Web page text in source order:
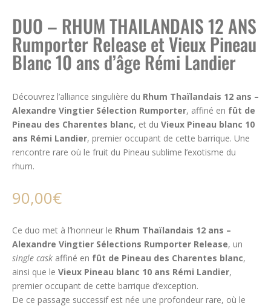
DUO – RHUM THAILANDAIS 12 ANS
Rumporter Release et Vieux Pineau
Blanc 10 ans d’âge Rémi Landier
Découvrez l’alliance singulière du Rhum Thaïlandais 12 ans –
Alexandre Vingtier Sélection Rumporter, affiné en fût de
Pineau des Charentes blanc, et du Vieux Pineau blanc 10
ans Rémi Landier, premier occupant de cette barrique. Une
rencontre rare où le fruit du Pineau sublime l’exotisme du
rhum.
90,00€
Ce duo met à l’honneur le Rhum Thaïlandais 12 ans –
Alexandre Vingtier Sélections Rumporter Release, un
single cask affiné en fût de Pineau des Charentes blanc,
ainsi que le Vieux Pineau blanc 10 ans Rémi Landier,
premier occupant de cette barrique d’exception.
De ce passage successif est née une profondeur rare, où le